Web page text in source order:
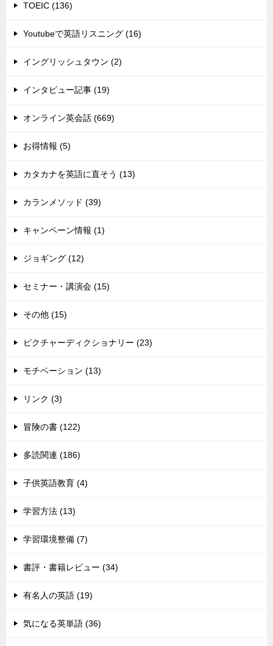
TOEIC (136)
Youtubeで英語リスニング (16)
イングリッシュタウン (2)
インタビュー記事 (19)
オンライン英会話 (669)
お得情報 (5)
カタカナを英語に直そう (13)
カランメソッド (39)
キャンペーン情報 (1)
ジョギング (12)
セミナー・講演会 (15)
その他 (15)
ピクチャーディクショナリー (23)
モチベーション (13)
リンク (3)
冒険の書 (122)
多読関連 (186)
子供英語教育 (4)
学習方法 (13)
学習環境整備 (7)
書評・書籍レビュー (34)
有名人の英語 (19)
気になる英単語 (36)